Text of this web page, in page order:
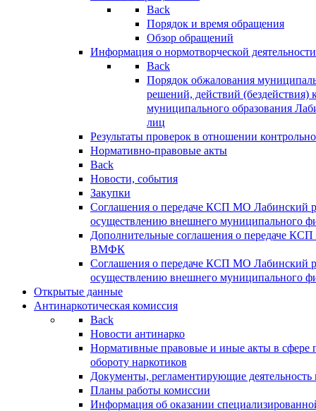
Back
Порядок и время обращения
Обзор обращений
Информация о нормотворческой деятельности
Back
Порядок обжалования
решений, действий (бездействия)
муниципального образования
лиц
Результаты проверок в отношении
Нормативно-правовые акты
Back
Новости, события
Закупки
Соглашения о передаче КСП МО Лабинский
осуществлению внешнего муниципального
Дополнительные соглашения о передаче
ВМФК
Соглашения о передаче КСП МО Лабинский
осуществлению внешнего муниципального
Открытые данные
Антинаркотическая комиссия
Back
Новости антинарко
Нормативные правовые и иные акты в сфере
обороту наркотиков
Документы, регламентирующие деятельность
Планы работы комиссии
Информация об оказании